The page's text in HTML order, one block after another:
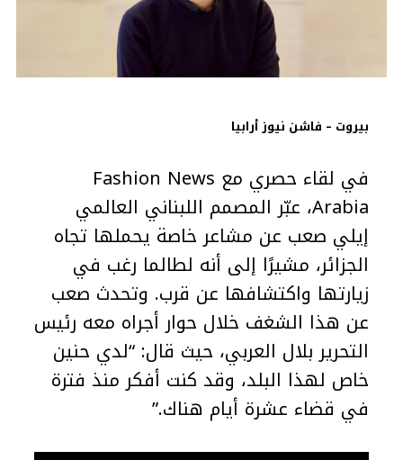
بيروت – فاشن نيوز أرابيا
في لقاء حصري مع Fashion News
Arabia، عبّر المصمم اللبناني العالمي
إيلي صعب عن مشاعر خاصة يحملها تجاه
الجزائر، مشيرًا إلى أنه لطالما رغب في
زيارتها واكتشافها عن قرب. وتحدث صعب
عن هذا الشغف خلال حوار أجراه معه رئيس
التحرير بلال العربي، حيث قال: “لدي حنين
خاص لهذا البلد، وقد كنت أفكر منذ فترة
في قضاء عشرة أيام هناك.”